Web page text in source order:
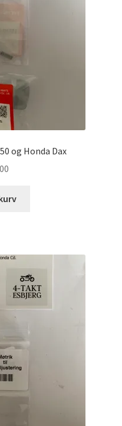
og Honda Dax